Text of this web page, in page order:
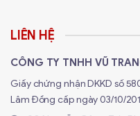
LIÊN HỆ
CÔNG TY TNHH VŨ
Giấy chứng nhận DKKD số
Lâm Đồng cấp ngày 03/10/